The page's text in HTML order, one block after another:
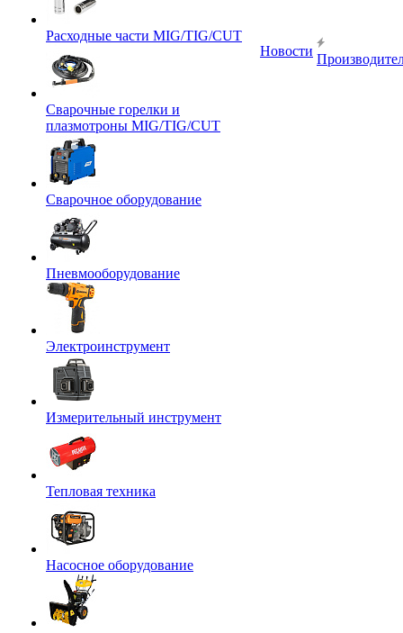
Расходные части MIG/TIG/CUT
Сварочные горелки и
плазмотроны MIG/TIG/CUT
Сварочное оборудование
Пневмооборудование
Электроинструмент
Измерительный инструмент
Тепловая техника
Насосное оборудование
Новости